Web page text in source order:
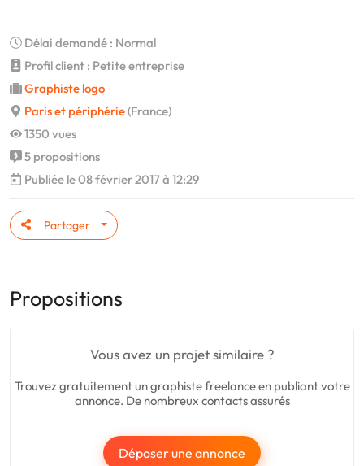
Délai demandé : Normal
Profil client : Petite entreprise
Graphiste logo
Paris et périphérie(France)
1350 vues
5 propositions
Publiée le 08 février 2017 à 12:29
Partager
Propositions
Vous avez un projet similaire ?
Trouvez gratuitement un graphiste freelance en publiant votre
annonce. De nombreux contacts assurés
Déposer une annonce